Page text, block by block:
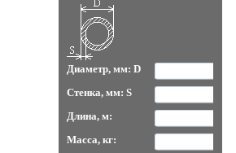
Диаметр, мм: D
Стенка, мм: S
Длина, м:
Масса, кг: